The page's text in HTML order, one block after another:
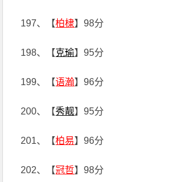
197、【柏棣】98分
198、【克瑜】95分
199、【语瀚】96分
200、【秀靓】95分
201、【柏易】96分
202、【冠哲】98分